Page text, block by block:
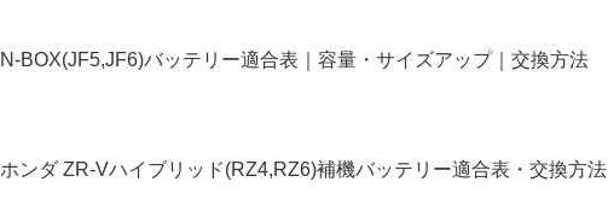
N-BOX(JF5,JF6)バッテリー適合表｜容量・サイズアップ｜交換方法
ホンダ ZR-Vハイブリッド(RZ4,RZ6)補機バッテリー適合表・交換方法